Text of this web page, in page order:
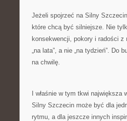
Jeżeli spojrzeć na Silny
które chcą być silniejsze. Nie
konsekwencji, pokory i radości z
„na lata”, a nie „na tydzień”. Do
na chwilę.
I właśnie w tym tkwi
Silny Szczecin może być dla
rytmu, a dla jeszcze innych